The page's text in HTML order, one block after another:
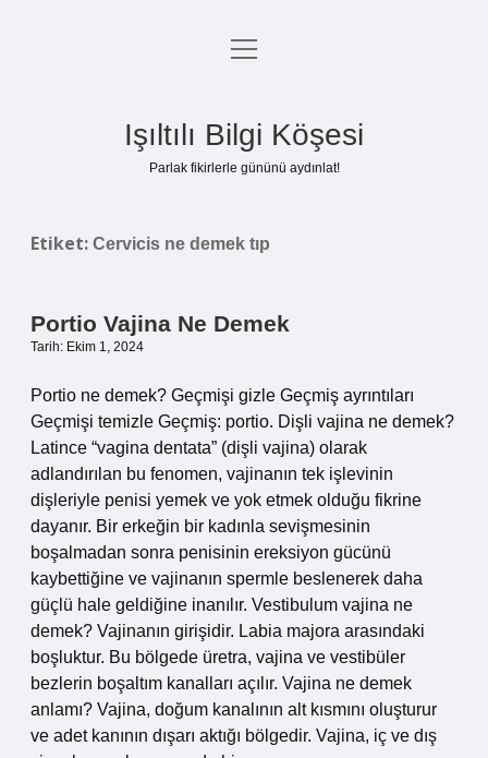
Anasayfa
Yasal Uyarı
menüyü
Işıltılı Bilgi Köşesi
Parlak fikirlerle gününü aydınlat!
Etiket: Cervicis ne demek tıp
Portio Vajina Ne Demek
Tarih: Ekim 1, 2024
Portio ne demek? Geçmişi gizle Geçmiş ayrıntıları
Geçmişi temizle Geçmiş: portio. Dişli vajina ne demek?
Latince “vagina dentata” (dişli vajina) olarak
adlandırılan bu fenomen, vajinanın tek işlevinin
dişleriyle penisi yemek ve yok etmek olduğu fikrine
dayanır. Bir erkeğin bir kadınla sevişmesinin
boşalmadan sonra penisinin ereksiyon gücünü
kaybettiğine ve vajinanın spermle beslenerek daha
güçlü hale geldiğine inanılır. Vestibulum vajina ne
demek? Vajinanın girişidir. Labia majora arasındaki
boşluktur. Bu bölgede üretra, vajina ve vestibüler
bezlerin boşaltım kanalları açılır. Vajina ne demek
anlamı? Vajina, doğum kanalının alt kısmını oluşturur
ve adet kanının dışarı aktığı bölgedir. Vajina, iç ve dış